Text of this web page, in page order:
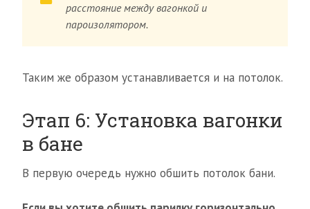
расстояние между вагонкой и
пароизолятором.
Таким же образом устанавливается и на потолок.
Этап 6: Установка вагонки
в бане
В первую очередь нужно обшить потолок бани.